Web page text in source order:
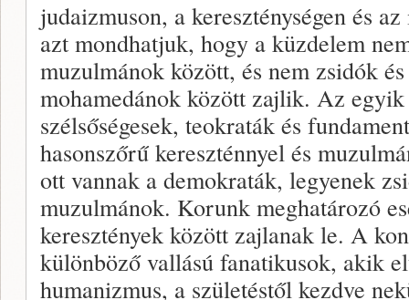
judaizmuson, a kereszténységen és
azt mondhatjuk, hogy a küzdelem
muzulmánok között, és nem zsidók
mohamedánok között zajlik. Az
szélsőségesek, teokraták és
hasonszőrű kereszténnyel és
ott vannak a demokraták, legyenek
muzulmánok. Korunk meghatározó
keresztények között zajlanak le. A
különböző vallású fanatikusok, akik
humanizmus, a születéstől kezdve